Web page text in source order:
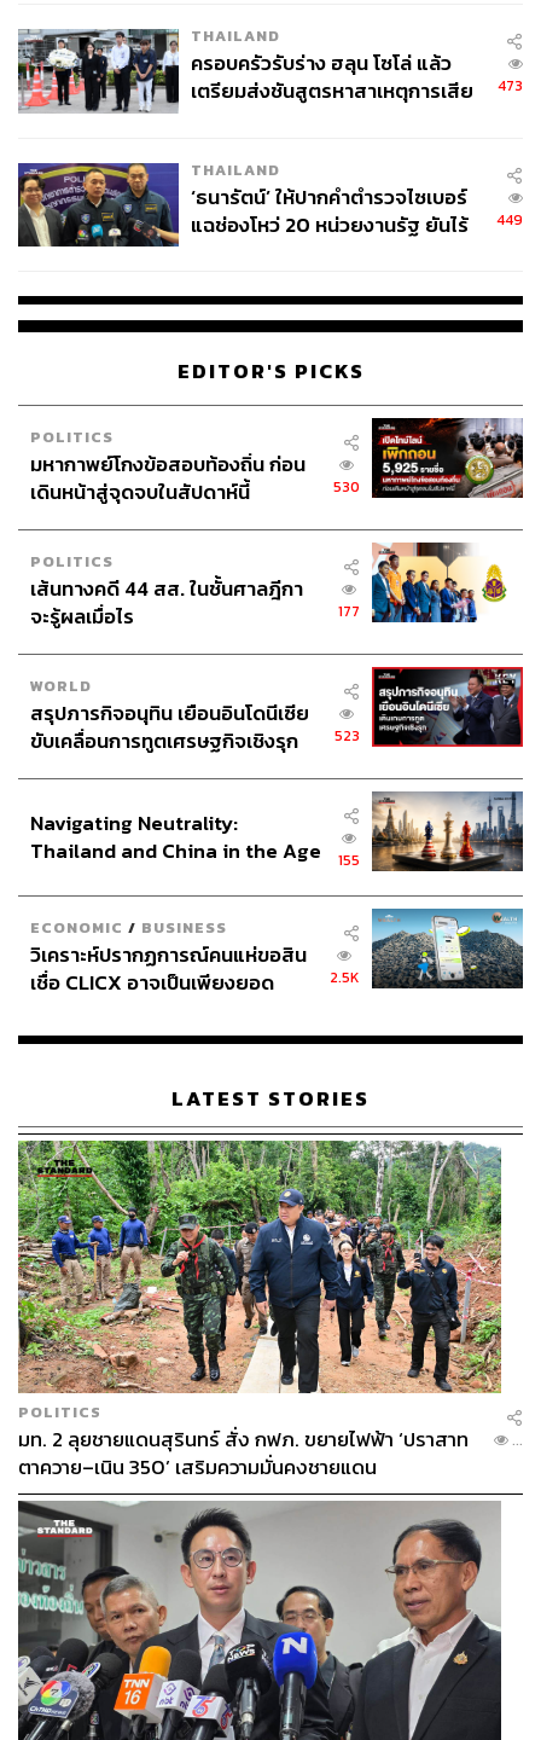
จ่ายหนี้-แอบระบุแบรนด์
THAILAND
ครอบครัวรับร่าง ฮลุน โซโล่ แล้ว
เตรียมส่งชันสูตรหาสาเหตุการเสีย
473
THAILAND
‘ธนารัตน์’ ให้ปากคำตำรวจไซเบอร์
แฉช่องโหว่ 20 หน่วยงานรัฐ ยันไร้
449
EDITOR'S PICKS
POLITICS
มหากาพย์โกงข้อสอบท้องถิ่น ก่อน
เดินหน้าสู่จุดจบในสัปดาห์นี้
530
POLITICS
เส้นทางคดี 44 สส. ในชั้นศาลฎีกา
จะรู้ผลเมื่อไร
177
WORLD
สรุปภารกิจอนุทิน เยือนอินโดนีเซีย
ขับเคลื่อนการทูตเศรษฐกิจเชิงรุก
523
Navigating Neutrality:
Thailand and China in the Age
155
ECONOMIC / BUSINESS
วิเคราะห์ปรากฏการณ์คนแห่ขอสิน
เชื่อ CLICX อาจเป็นเพียงยอด
เรือนไทยที่ถูกซุกไว้
2.5K
LATEST STORIES
POLITICS
มท. 2 ลุยชายแดนสุรินทร์ สั่ง กฟภ. ขยายไฟฟ้า ‘ปราสาท
ตาควาย–เนิน 350’ เสริมความมั่นคงชายแดน
...